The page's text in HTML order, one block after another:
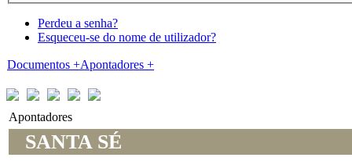
Perdeu a senha?
Esqueceu-se do nome de utilizador?
Documentos +Apontadores +
Apontadores
SANTA SÉ